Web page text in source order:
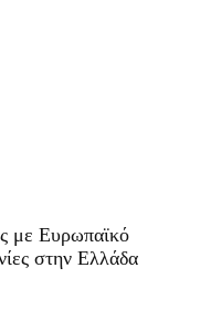
με Ευρωπαϊκό
στην Ελλάδα